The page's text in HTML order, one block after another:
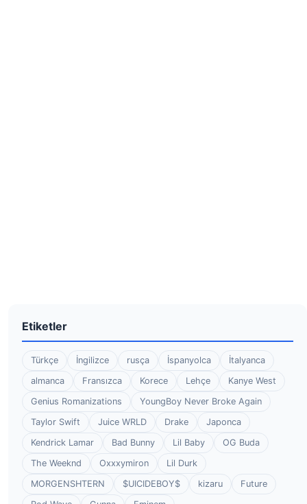
Etiketler
Türkçe İngilizce rusça İspanyolca
İtalyanca
almanca
Fransızca Korece Lehçe
Kanye West
Genius Romanizations
YoungBoy Never Broke Again
Taylor Swift
Juice WRLD Drake
Japonca
Kendrick Lamar
Bad Bunny Lil Baby
OG Buda
The Weeknd
Oxxxymiron
Lil Durk
MORGENSHTERN
$UICIDEBOY$ kizaru
Future